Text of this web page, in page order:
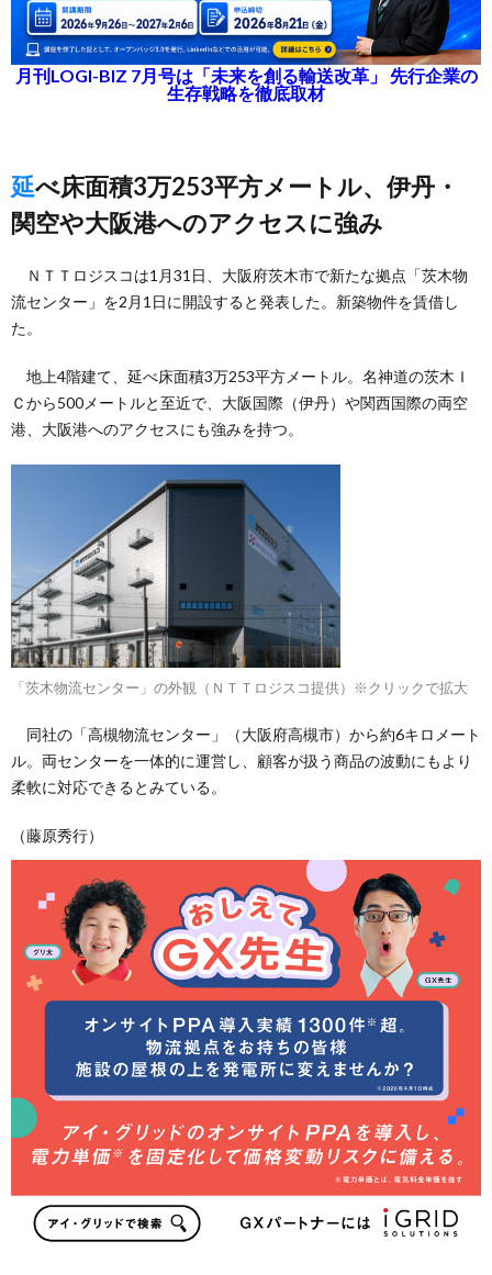
月刊LOGI-BIZ 7月号は「未来を創る輸送改革」 先行企業の
生存戦略を徹底取材
延べ床面積3万253平方メートル、伊丹・
関空や大阪港へのアクセスに強み
ＮＴＴロジスコは1月31日、大阪府茨木市で新たな拠点「茨木物
流センター」を2月1日に開設すると発表した。新築物件を賃借し
た。
地上4階建て、延べ床面積3万253平方メートル。名神道の茨木Ｉ
Ｃから500メートルと至近で、大阪国際（伊丹）や関西国際の両空
港、大阪港へのアクセスにも強みを持つ。
「茨木物流センター」の外観（ＮＴＴロジスコ提供）※クリックで拡大
同社の「高槻物流センター」（大阪府高槻市）から約6キロメート
ル。両センターを一体的に運営し、顧客が扱う商品の波動にもより
柔軟に対応できるとみている。
（藤原秀行）